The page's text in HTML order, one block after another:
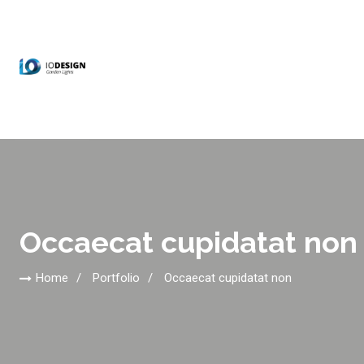
Occaecat cupidatat non
Home Portfolio Occaecat cupidatat non